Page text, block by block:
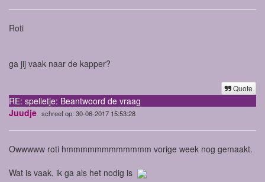
Roti
ga jij vaak naar de kapper?
Quote
RE: spelletje: Beantwoord de vraag
Juudje schreef op: 30-06-2017 15:53:28
Owwwww roti hmmmmmmmmmmmm vorige week nog gemaakt.
Wat is vaak, ik ga als het nodig is